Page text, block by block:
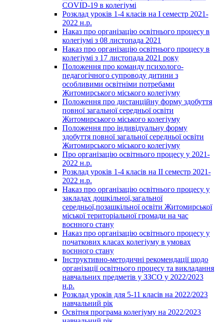
COVID-19 в колегіумі
Розклад уроків 1-4 класів на І семестр 2021-
2022 н.р.
Наказ про організацію освітнього процесу в
колегіумі з 08 листопада 2021
Наказ про організацію освітнього процесу в
колегіумі з 17 листопада 2021 року
Положення про команду психолого-
педагогічного супроводу дитини з
особливими освітніми потребами
Житомирського міського колегіуму
Положення про дистанційну форму здобуття
повної загальної середньої освіти
Житомирського міського колегіуму
Положення про індивідуальну форму
здобуття повної загальної середньої освіти
Житомирського міського колегіуму
Про організацію освітнього процесу у 2021-
2022 н.р.
Розклад уроків 1-4 класів на ІІ семестр 2021-
2022 н.р.
Наказ про організацію освітнього процесу у
закладах дошкільної,загальної
середньої,позашкільної освіти Житомирської
міської територіальної громади на час
воєнного стану
Наказ про організацію освітнього процесу у
початкових класах колегіуму в умовах
воєнного стану
Інструктивно-методичні рекомендації щодо
організації освітнього процесу та викладання
навчальних предметів у ЗЗСО у 2022/2023
н.р.
Розклад уроків для 5-11 класів на 2022/2023
навчальний рік
Освітня програма колегіуму на 2022/2023